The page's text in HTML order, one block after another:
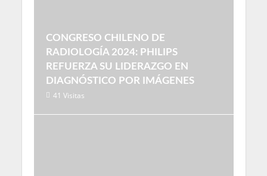
CONGRESO CHILENO DE
RADIOLOGÍA 2024: PHILIPS
REFUERZA SU LIDERAZGO EN
DIAGNÓSTICO POR IMÁGENES
41 Visitas